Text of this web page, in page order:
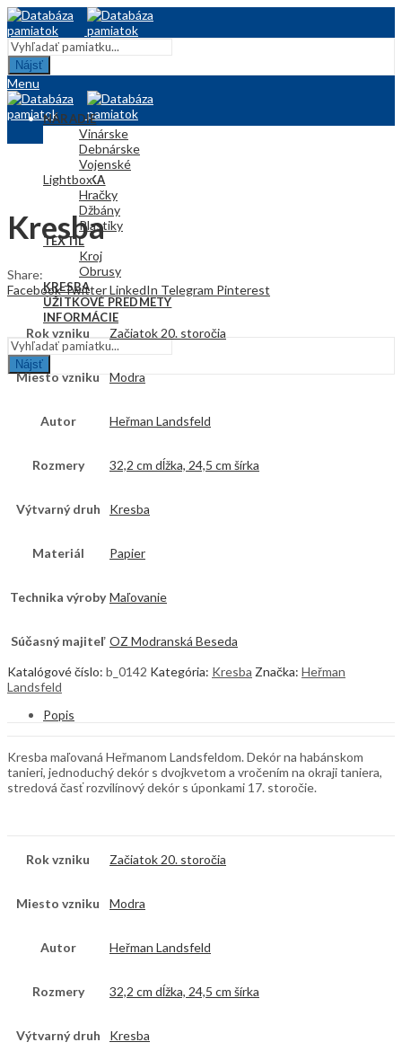
Nájsť
Menu
NÁRADIE
Vinárske
Debnárske
Vojenské
KERAMIKA
Hračky
Džbány
Plastiky
TEXTIL
Kroj
Obrusy
KRESBA
ÚŽITKOVÉ PREDMETY
INFORMÁCIE
Nájsť
Lightbox
Kresba
Share:
FacebookTwitterLinkedIn Telegram Pinterest
Rok vzniku Začiatok 20. storočia
Miesto vzniku Modra
Autor Heřman Landsfeld
Rozmery 32,2 cm dĺžka, 24,5 cm šírka
Výtvarný druh Kresba
Materiál Papier
Technika výroby Maľovanie
Súčasný majiteľ OZ Modranská Beseda
Katalógové číslo: b_0142 Kategória: Kresba Značka: Heřman
Landsfeld
Popis
Kresba maľovaná Heřmanom Landsfeldom. Dekór na habánskom
tanieri, jednoduchý dekór s dvojkvetom a vročením na okraji taniera,
stredová časť rozvilínový dekór s úponkami 17. storočie.
Rok vzniku Začiatok 20. storočia
Miesto vzniku Modra
Autor Heřman Landsfeld
Rozmery 32,2 cm dĺžka, 24,5 cm šírka
Výtvarný druh Kresba